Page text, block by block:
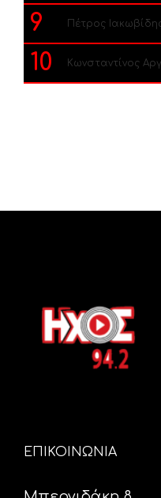
9 Πέτρος
10 Κωνσταντίνος
ΕΠΙΚΟΙΝΩΝΙΑ